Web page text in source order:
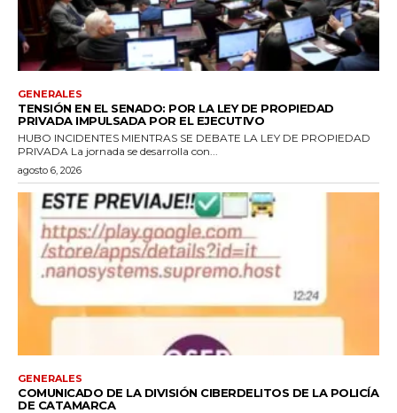
GENERALES
TENSIÓN EN EL SENADO: POR LA LEY DE PROPIEDAD
PRIVADA IMPULSADA POR EL EJECUTIVO
HUBO INCIDENTES MIENTRAS SE DEBATE LA LEY DE PROPIEDAD
PRIVADA La jornada se desarrolla con...
agosto 6, 2026
GENERALES
COMUNICADO DE LA DIVISIÓN CIBERDELITOS DE LA POLICÍA
DE CATAMARCA